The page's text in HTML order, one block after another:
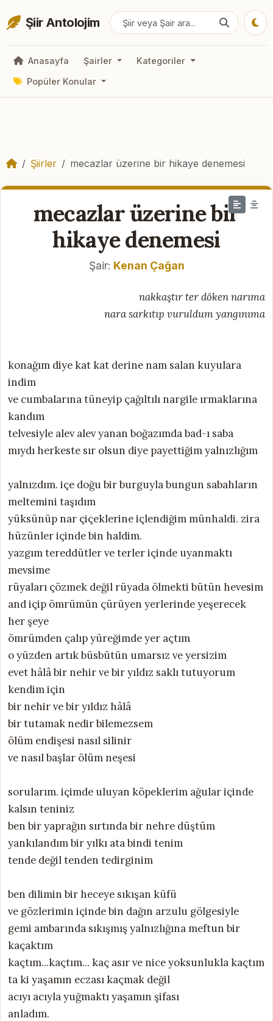
Şiir Antolojim
Anasayfa Şairler
Kategoriler
Popüler Konular
Şiirler mecazlar üzerine bir hikaye denemesi
mecazlar üzerine bir
hikaye denemesi
Şair: Kenan Çağan
nakkaştır ter döken narıma
nara sarkıtıp vuruldum yangınıma
konağım diye kat kat derine nam salan kuyulara
indim
ve cumbalarına tüneyip çağıltılı nargile ırmaklarına
kandım
telvesiyle alev alev yanan boğazımda bad-ı saba
mıydı herkeste sır olsun diye payettiğim yalnızlığım
yalnızdım. içe doğu bir burguyla bungun sabahların
meltemini taşıdım
yüksünüp nar çiçeklerine içlendiğim münhaldi. zira
hüzünler içinde bin haldim.
yazgım tereddütler ve terler içinde uyanmaktı
mevsime
rüyaları çözmek değil rüyada ölmekti bütün hevesim
and içip ömrümün çürüyen yerlerinde yeşerecek
her şeye
ömrümden çalıp yüreğimde yer açtım
o yüzden artık büsbütün umarsız ve yersizim
evet hâlâ bir nehir ve bir yıldız saklı tutuyorum
kendim için
bir nehir ve bir yıldız hâlâ
bir tutamak nedir bilemezsem
ölüm endişesi nasıl silinir
ve nasıl başlar ölüm neşesi
sorularım. içimde uluyan köpeklerim ağular içinde
kalsın teniniz
ben bir yaprağın sırtında bir nehre düştüm
yankılandım bir yılkı ata bindi tenim
tende değil tenden tedirginim
ben dilimin bir heceye sıkışan küfü
ve gözlerimin içinde bin dağın arzulu gölgesiyle
gemi ambarında sıkışmış yalnızlığına meftun bir
kaçaktım
kaçtım...kaçtım... kaç asır ve nice yoksunlukla kaçtım
ta ki yaşamın eczası kaçmak değil
acıyı acıyla yuğmaktı yaşamın şifası
anladım.